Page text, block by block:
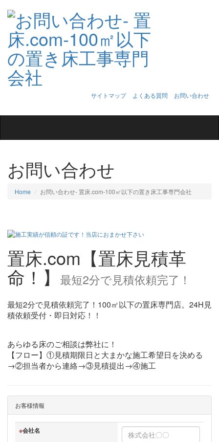
サイトマップ よくある質問
お問い合わせ
お問い合わせ
Home お問い合わせ‐ 置床.com-100㎡以下の置き床工事専門会社
置床.com【置床見積革
命！】 最短2分で見積依頼完了！
最短2分で見積依頼完了！100㎡以下の置床専門店。24H見
積依頼受付・即日対応！！
あらゆる床のご相談は弊社に！
【フロー】①見積期限日と大まかな施工希望日を決める
→②担当者から連絡→③見積提出→④施工
お客様情報
※会社名